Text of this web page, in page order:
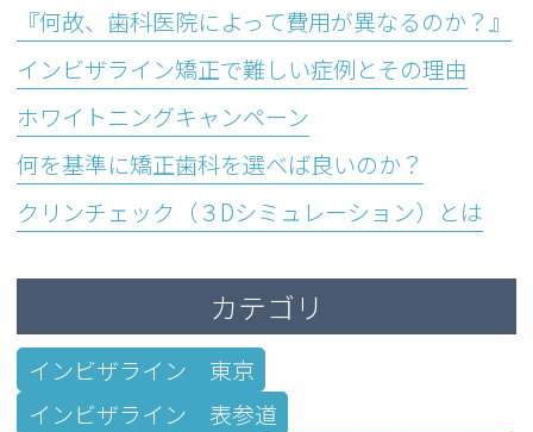
『何故、歯科医院によって費用が異なるのか？』
インビザライン矯正で難しい症例とその理由
ホワイトニングキャンペーン
何を基準に矯正歯科を選べば良いのか？
クリンチェック（３Dシミュレーション）とは
カテゴリ
インビザライン 東京
インビザライン 表参道